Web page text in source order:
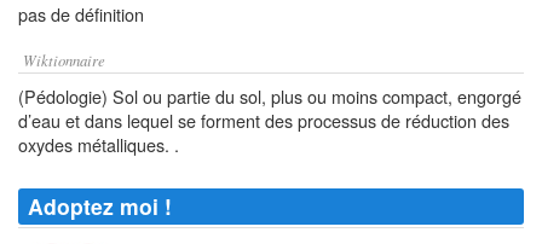
pas de définition
Wiktionnaire
(Pédologie) Sol ou partie du sol, plus ou moins compact, engorgé
d’eau et dans lequel se forment des processus de réduction des
oxydes métalliques. .
Adoptez moi !